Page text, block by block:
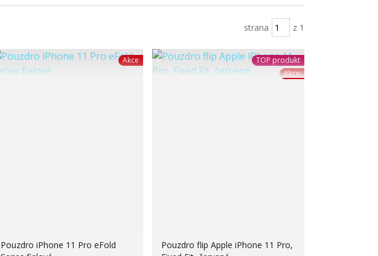
strana z 1
Akce
Pouzdro iPhone 11 Pro eFold
TOP produkt
Akce
Pouzdro flip Apple iPhone 11 Pro,